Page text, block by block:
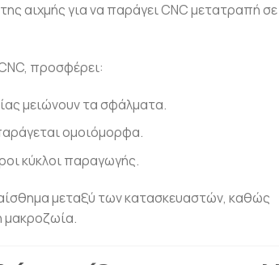
αιχμής για να παράγει CNC μετατραπή
προσφέρει:
μειώνουν τα σφάλματα.
ομοιόμορφα.
κύκλοι παραγωγής.
μεταξύ των κατασκευαστών, καθώς
μακροζωία.